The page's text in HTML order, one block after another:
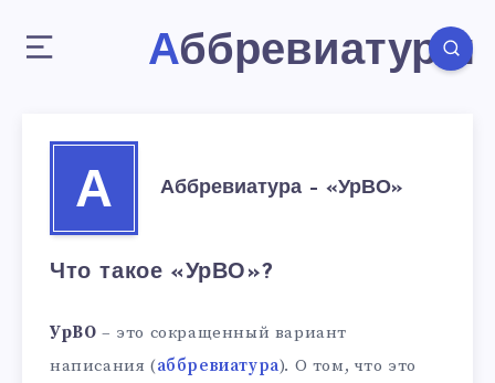
Аббревиатуры
А Аббревиатура – «УрВО»
Что такое «УрВО»?
УрВО – это сокращенный вариант
написания (аббревиатура). О том, что это